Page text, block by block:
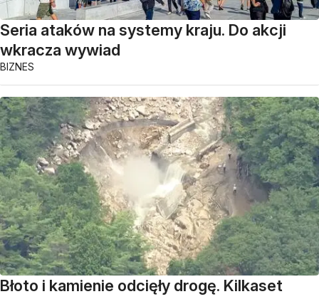
Seria ataków na systemy kraju. Do akcji
wkracza wywiad
BIZNES
Błoto i kamienie odcięły drogę. Kilkaset